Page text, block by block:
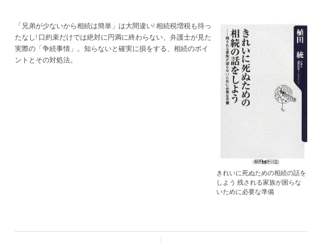
きれいに死ぬための相続の話を
しよう 残される家族が困らな
いために必要な準備
「兄弟が少ないから相続は簡単」は大間違い! 相続税増税も待っ
たなし! 口約束だけでは絶対に円満に終わらない、弁護士が見た
実際の「争続事情」。知らないと確実に損をする、相続のポイ
ントとその対処法。